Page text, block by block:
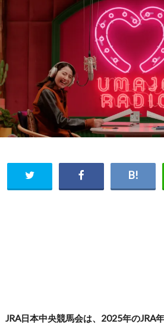
JRA日本中央競馬会は、2025年のJRA